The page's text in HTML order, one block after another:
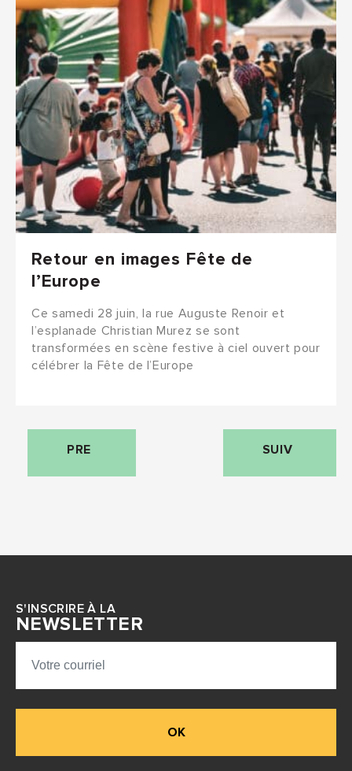
Retour en images Fête de
l’Europe
Ce samedi 28 juin, la rue Auguste Renoir et
l’esplanade Christian Murez se sont
transformées en scène festive à ciel ouvert pour
célébrer la Fête de l’Europe
S'INSCRIRE À LA
NEWSLETTER
OK